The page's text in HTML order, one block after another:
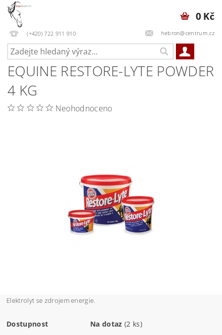
(+420) 722 911 910 hebron@centrum.cz
0 Kč
EQUINE RESTORE-LYTE POWDER
4 KG
Neohodnoceno
Elektrolyt se zdrojem energie.
Dostupnost Na dotaz (2 ks)